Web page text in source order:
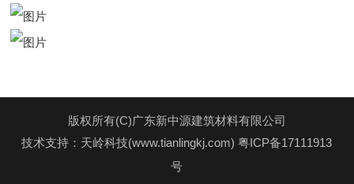
版权所有(C)广东新中源建筑材料有限公司
技术支持：天岭科技(www.tianlingkj.com)粤ICP备17111913
号